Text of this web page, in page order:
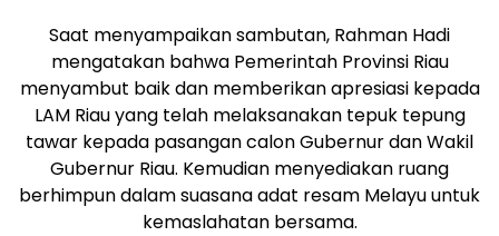
Saat menyampaikan sambutan, Rahman Hadi
mengatakan bahwa Pemerintah Provinsi Riau
menyambut baik dan memberikan apresiasi kepada
LAM Riau yang telah melaksanakan tepuk tepung
tawar kepada pasangan calon Gubernur dan Wakil
Gubernur Riau. Kemudian menyediakan ruang
berhimpun dalam suasana adat resam Melayu untuk
kemaslahatan bersama.